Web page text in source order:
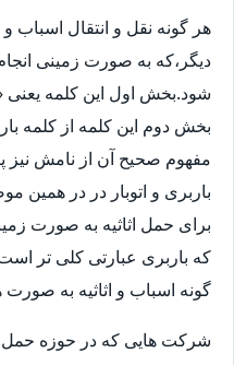
هر گونه نقل و انتقال اسباب و
دیگر،که به صورت زمینی
شود.بخش اول این کلمه یعنی
بخش دوم این کلمه از کلمه
مفهوم صحیح آن از نامش نیز
باربری و اتوبار در در همین
برای حمل اثاثیه به صورت
که باربری عبارتی کلی تر
گونه اسباب و اثاثیه به
شرکت هایی که در حوزه حمل و